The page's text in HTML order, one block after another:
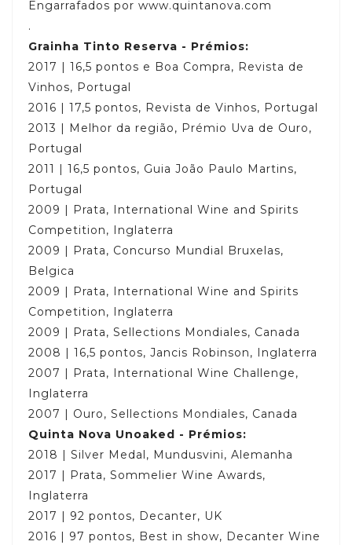
Engarrafados por www.quintanova.com
.
Grainha Tinto Reserva - Prémios:
2017 | 16,5 pontos e Boa Compra, Revista de
Vinhos, Portugal
2016 | 17,5 pontos, Revista de Vinhos, Portugal
2013 | Melhor da região, Prémio Uva de Ouro,
Portugal
2011 | 16,5 pontos, Guia João Paulo Martins,
Portugal
2009 | Prata, International Wine and Spirits
Competition, Inglaterra
2009 | Prata, Concurso Mundial Bruxelas,
Belgica
2009 | Prata, International Wine and Spirits
Competition, Inglaterra
2009 | Prata, Sellections Mondiales, Canada
2008 | 16,5 pontos, Jancis Robinson, Inglaterra
2007 | Prata, International Wine Challenge,
Inglaterra
2007 | Ouro, Sellections Mondiales, Canada
Quinta Nova Unoaked - Prémios:
2018 | Silver Medal, Mundusvini, Alemanha
2017 | Prata, Sommelier Wine Awards,
Inglaterra
2017 | 92 pontos, Decanter, UK
2016 | 97 pontos, Best in show, Decanter Wine